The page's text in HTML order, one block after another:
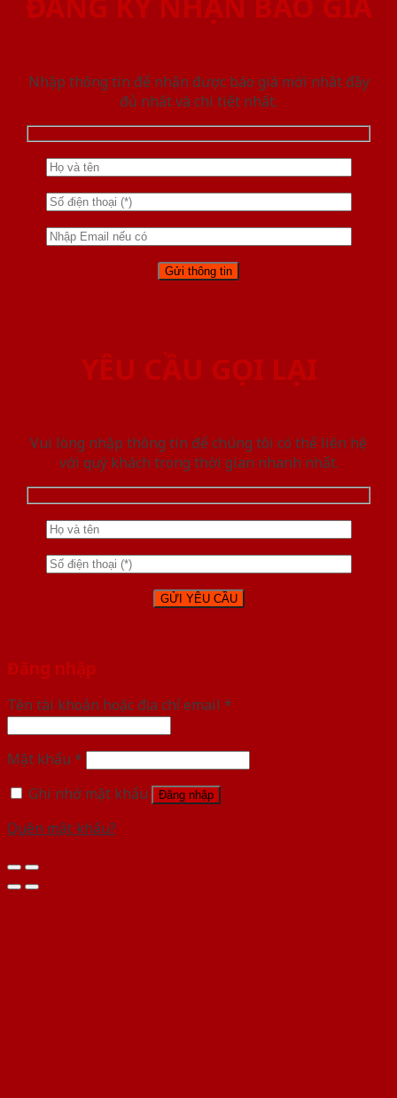
Nhập thông tin để nhận được báo giá mới nhât đầy
đủ nhất và chi tiết nhất.
YÊU CẦU GỌI LẠI
Vui lòng nhập thông tin để chúng tôi có thể liên hệ
với quý khách trong thời gian nhanh nhất.
Đăng nhập
Tên tài khoản hoặc địa chỉ email *
Mật khẩu *
Ghi nhớ mật khẩu
Đăng nhập
Quên mật khẩu?